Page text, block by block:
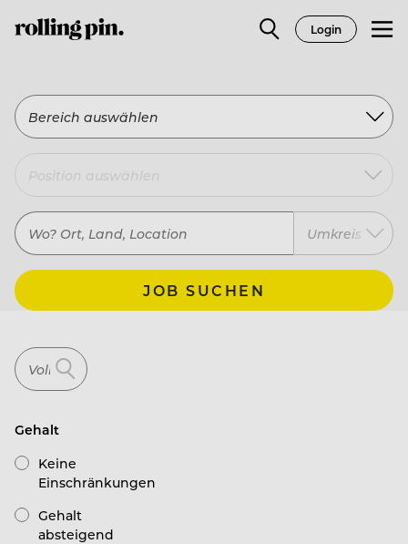
Login
Bereich auswählen
Umkreis
JOB SUCHEN
Gehalt
Keine
Einschränkungen
Gehalt
absteigend